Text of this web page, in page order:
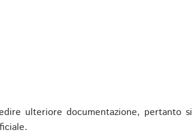
ulteriore documentazione, pertanto